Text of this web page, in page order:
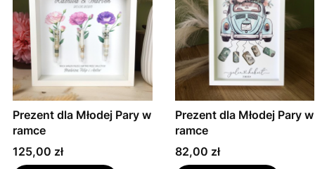
Prezent dla Młodej Pary w
ramce
Cena
125,00 zł
Prezent dla Młodej Pary w
ramce
Cena
82,00 zł